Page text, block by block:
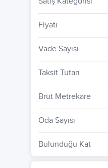
Fiyatı
Vade Sayısı
Taksit Tutarı
Brüt Metrekare
Oda Sayısı
Bulunduğu Kat